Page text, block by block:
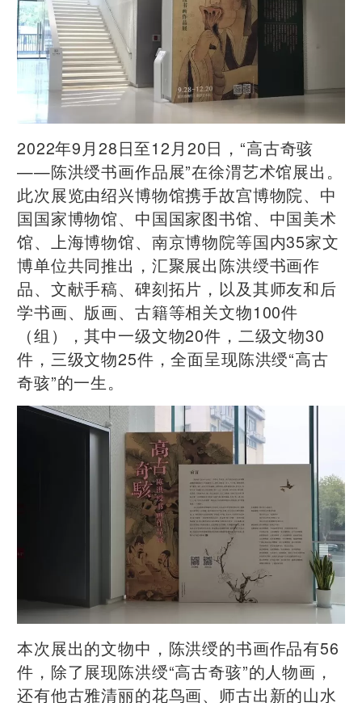
2022年9月28日至12月20日，“高古奇骇
——陈洪绶书画作品展”在徐渭艺术馆展出。
此次展览由绍兴博物馆携手故宫博物院、中
国国家博物馆、中国国家图书馆、中国美术
馆、上海博物馆、南京博物院等国内35家文
博单位共同推出，汇聚展出陈洪绶书画作
品、文献手稿、碑刻拓片，以及其师友和后
学书画、版画、古籍等相关文物100件
（组），其中一级文物20件，二级文物30
件，三级文物25件，全面呈现陈洪绶“高古
奇骇”的一生。
本次展出的文物中，陈洪绶的书画作品有56
件，除了展现陈洪绶“高古奇骇”的人物画，
还有他古雅清丽的花鸟画、师古出新的山水